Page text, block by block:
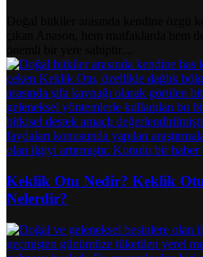
Keklik Otu Nedir? Keklik
Nelerdir?